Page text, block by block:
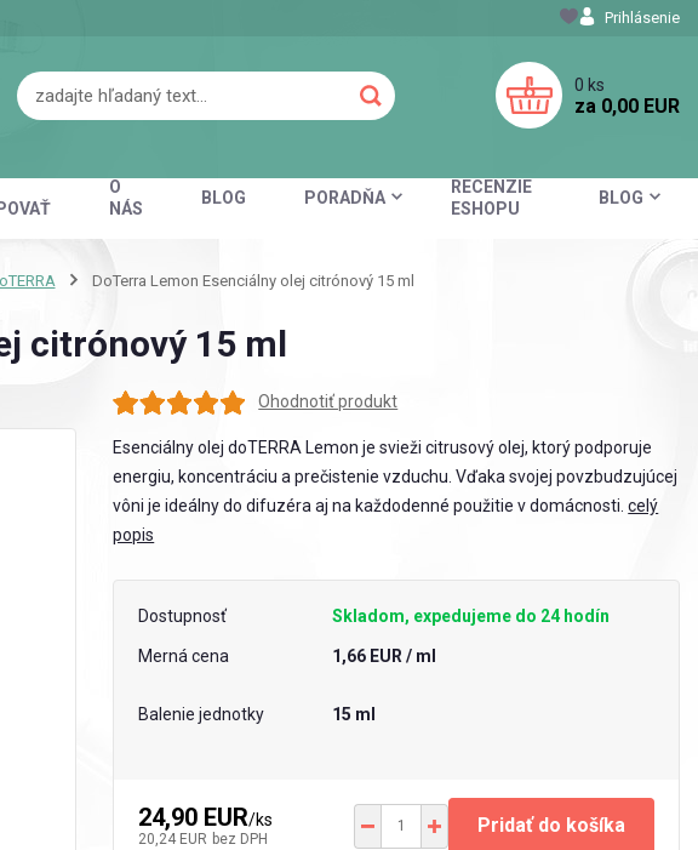
O
NÁS
BLOG PORADŇA
RECENZIE
ESHOPU
BLOG
Prihlásenie
0 ks
za 0,00 EUR
DoTerra Lemon Esenciálny olej citrónový 15 ml
citrónový 15 ml
Ohodnotiť produkt
Esenciálny olej doTERRA Lemon je svieži citrusový olej, ktorý podporuje
energiu, koncentráciu a prečistenie vzduchu. Vďaka svojej povzbudzujúcej
vôni je ideálny do difuzéra aj na každodenné použitie v domácnosti.celý
popis
Dostupnosť Skladom, expedujeme do 24 hodín
Merná cena 1,66 EUR / ml
Balenie jednotky 15 ml
24,90 EUR/ks
20,24 EUR bez DPH
Pridať do košíka